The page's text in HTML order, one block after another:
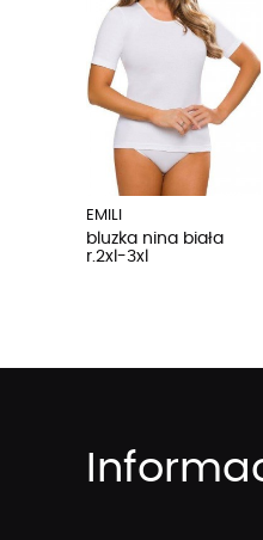
EMILI
bluzka nina biała
r.2xl-3xl